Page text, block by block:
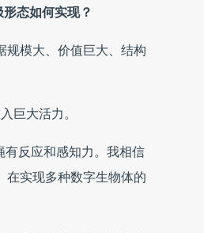
态如何实现？
规模大、价值巨大、结构
巨大活力。
有反应和感知力。我相信
在实现多种数字生物体的